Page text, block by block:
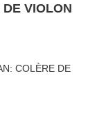
VIOLON